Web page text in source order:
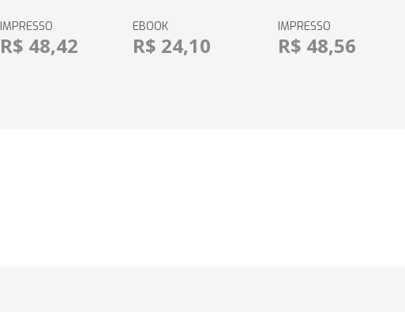
IMPRESSO
R$ 48,42
EBOOK
R$ 24,10
IMPRESSO
R$ 48,56